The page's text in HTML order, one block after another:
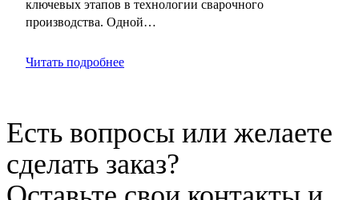
ключевых этапов в технологии сварочного
производства. Одной…
Читать подробнее
Есть вопросы или желаете
сделать заказ?